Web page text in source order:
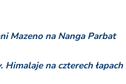
Mazeno na Nanga Parbat
Himalaje na czterech łapach